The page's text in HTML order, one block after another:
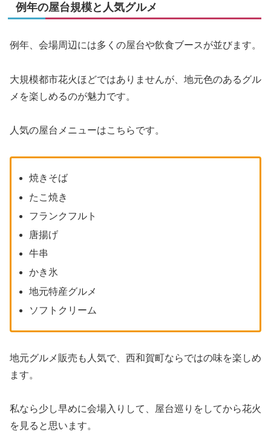
例年の屋台規模と人気グルメ
例年、会場周辺には多くの屋台や飲食ブースが並びます。
大規模都市花火ほどではありませんが、地元色のあるグル
メを楽しめるのが魅力です。
人気の屋台メニューはこちらです。
焼きそば
たこ焼き
フランクフルト
唐揚げ
牛串
かき氷
地元特産グルメ
ソフトクリーム
地元グルメ販売も人気で、西和賀町ならではの味を楽しめ
ます。
私なら少し早めに会場入りして、屋台巡りをしてから花火
を見ると思います。